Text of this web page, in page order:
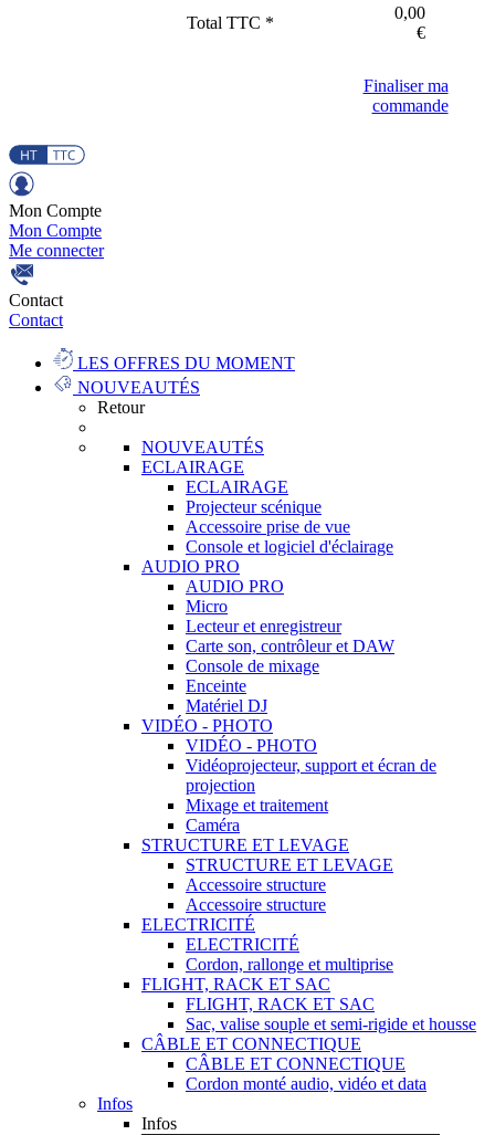
Total TTC *
0,00
€
Finaliser ma
commande
Mon Compte
Mon Compte
Me connecter
Contact
Contact
LES OFFRES DU MOMENT
NOUVEAUTÉS
Retour
NOUVEAUTÉS
ECLAIRAGE
ECLAIRAGE
Projecteur scénique
Accessoire prise de vue
Console et logiciel d'éclairage
AUDIO PRO
AUDIO PRO
Micro
Lecteur et enregistreur
Carte son, contrôleur et DAW
Console de mixage
Enceinte
Matériel DJ
VIDÉO - PHOTO
VIDÉO - PHOTO
Vidéoprojecteur, support et écran de
projection
Mixage et traitement
Caméra
STRUCTURE ET LEVAGE
STRUCTURE ET LEVAGE
Accessoire structure
Accessoire structure
ELECTRICITÉ
ELECTRICITÉ
Cordon, rallonge et multiprise
FLIGHT, RACK ET SAC
FLIGHT, RACK ET SAC
Sac, valise souple et semi-rigide et housse
CÂBLE ET CONNECTIQUE
CÂBLE ET CONNECTIQUE
Cordon monté audio, vidéo et data
Infos
Infos